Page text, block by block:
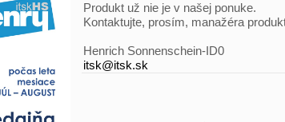
Produkt už nie je v našej ponuke.
Kontaktujte, prosím, manažéra
Henrich Sonnenschein-ID0
itsk@itsk.sk